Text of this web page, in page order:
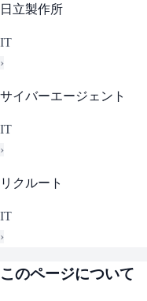
日立製作所
IT
›
サイバーエージェント
IT
›
リクルート
IT
›
このページについて